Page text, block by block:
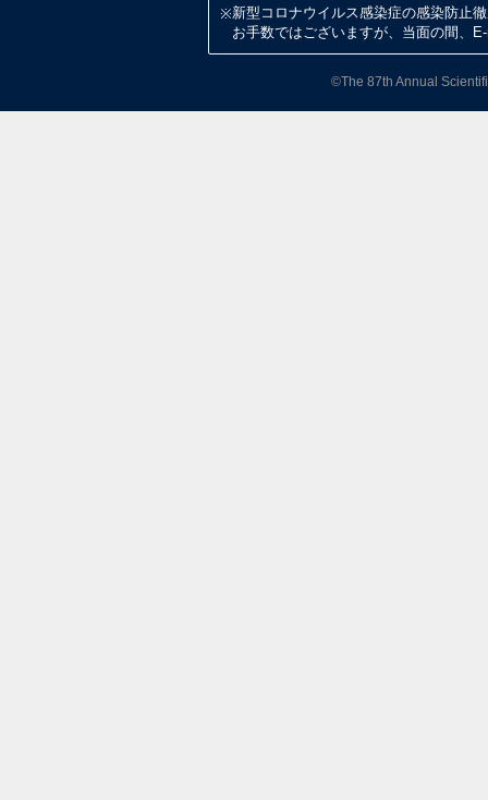
※新型コロナウイルス感染症の感染防止
お手数ではございますが、当面の間、
©The 87th Annual